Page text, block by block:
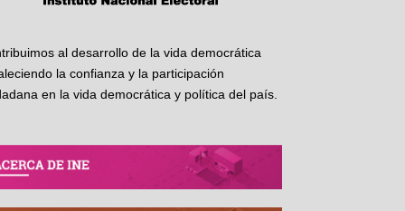
al desarrollo de la vida democrática
la confianza y la participación
en la vida democrática y política del país.